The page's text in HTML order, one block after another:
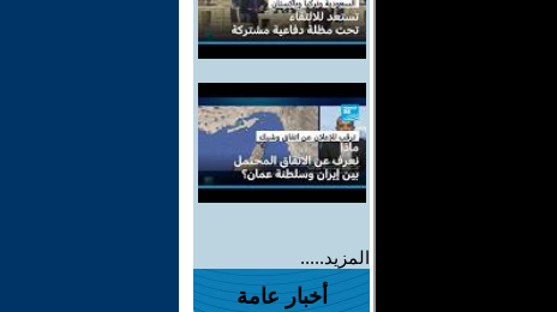
المزيد.....
أخبار عامة